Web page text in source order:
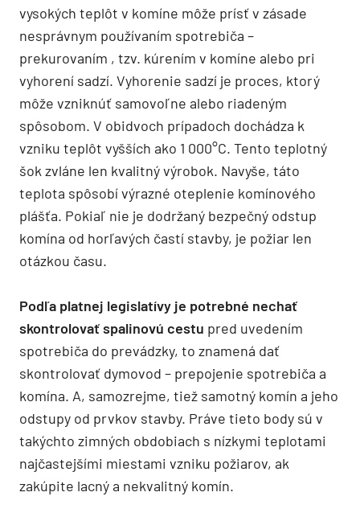
vysokých teplôt v komíne môže prísť v zásade
nesprávnym používaním spotrebiča –
prekurovaním , tzv. kúrením v komíne alebo pri
vyhorení sadzí. Vyhorenie sadzí je proces, ktorý
môže vzniknúť samovoľne alebo riadeným
spôsobom. V obidvoch prípadoch dochádza k
vzniku teplôt vyšších ako 1 000°C. Tento teplotný
šok zvláne len kvalitný výrobok. Navyše, táto
teplota spôsobí výrazné oteplenie komínového
plášťa. Pokiaľ nie je dodržaný bezpečný odstup
komína od horľavých častí stavby, je požiar len
otázkou času.
Podľa platnej legislatívy je potrebné nechať
skontrolovať spalinovú cestu pred uvedením
spotrebiča do prevádzky, to znamená dať
skontrolovať dymovod – prepojenie spotrebiča a
komína. A, samozrejme, tiež samotný komín a jeho
odstupy od prvkov stavby. Práve tieto body sú v
takýchto zimných obdobiach s nízkymi teplotami
najčastejšími miestami vzniku požiarov, ak
zakúpite lacný a nekvalitný komín.